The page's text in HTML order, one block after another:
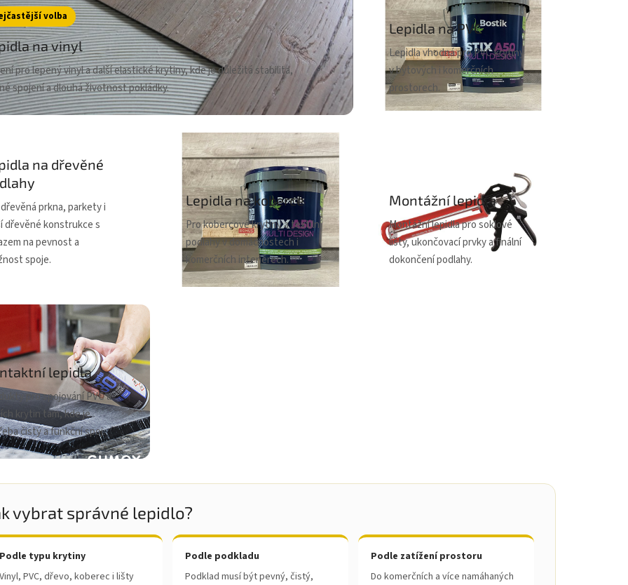
volba
na vinyl
pro lepený vinyl a další elastické krytiny, kde je důležitá stabilita,
spojení a dlouhá životnost pokládky.
Lepidla na PVC
Lepidla vhodná pro PVC krytiny
v bytových i komerčních
prostorech.
na dřevěné
prkna, parkety i
dřevěné konstrukce s
na pevnost a
spoje.
Lepidla na koberce
Pro kobercové krytiny a textilní
podlahy v domácnostech i
komerčních interiérech.
Montážní lepidla
Montážní lepidla pro soklové
lišty, ukončovací prvky a finální
dokončení podlahy.
lepidla
pro spojování PVC a
krytin tam, kde je
čistý a funkční spoj.
vybrat správné lepidlo?
Podle typu krytiny
Vinyl, PVC, dřevo, koberec i lišty
Podle podkladu
Podklad musí být pevný, čistý,
Podle zatížení prostoru
Do komerčních a více namáhaných